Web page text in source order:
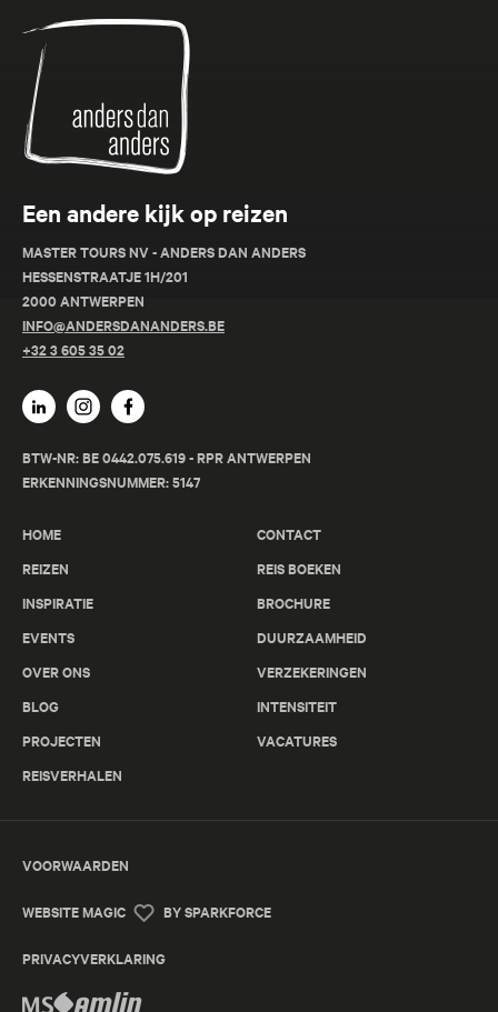
Anders
dan
Anders
Een andere kijk op reizen
MASTER TOURS NV - ANDERS DAN ANDERS
HESSENSTRAATJE 1H/201
2000 ANTWERPEN
INFO@ANDERSDANANDERS.BE
+32 3 605 35 02
BTW-NR: BE 0442.075.619 - RPR ANTWERPEN
ERKENNINGSNUMMER: 5147
HOME
REIZEN
INSPIRATIE
EVENTS
OVER ONS
BLOG
PROJECTEN
REISVERHALEN
CONTACT
REIS BOEKEN
BROCHURE
DUURZAAMHEID
VERZEKERINGEN
INTENSITEIT
VACATURES
VOORWAARDEN
WEBSITE MAGIC BY SPARKFORCE
PRIVACYVERKLARING